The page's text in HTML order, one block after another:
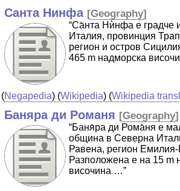
Санта Нинфа [Geography]
“Са̀нта Нѝнфа е градче
Италия, провинция
регион и остров
465 m надморска
(Negapedia) (Wikipedia) (Wikipedia
Баняра ди Романя [Geography]
“Баня̀ра ди Рома̀ня е
община в Северна
Равена, регион
Разположена е на 15 m
височина …”